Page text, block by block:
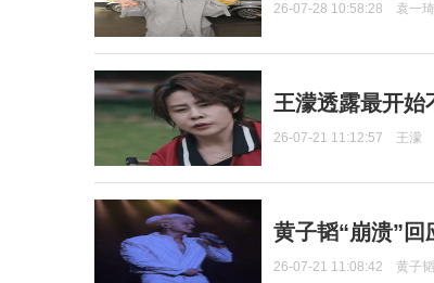
26-07-28 10:58:28 袁一琦
王濛透露最开始
26-07-21 11:12:57 王濛
黄子韬“崩溃”
26-07-21 11:08:42 黄子韬